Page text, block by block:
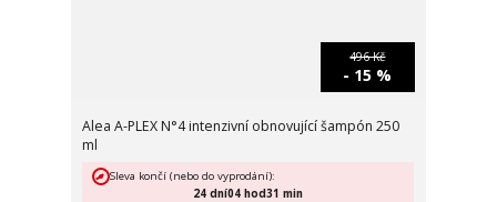
496 Kč
- 15 %
Alea A-PLEX N°4 intenzivní obnovující šampón 250
ml
Sleva končí (nebo do vyprodání):
24 dní04 hod31 min